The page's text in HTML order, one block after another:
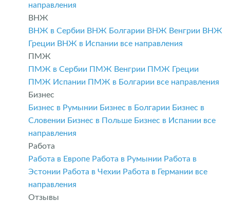
направления
ВНЖ
ВНЖ в Сербии ВНЖ Болгарии ВНЖ Венгрии ВНЖ
Греции ВНЖ в Испании все направления
ПМЖ
ПМЖ в Сербии ПМЖ Венгрии ПМЖ Греции
ПМЖ Испании ПМЖ в Болгарии все направления
Бизнес
Бизнес в Румынии Бизнес в Болгарии Бизнес в
Словении Бизнес в Польше Бизнес в Испании все
направления
Работа
Работа в Европе Работа в Румынии Работа в
Эстонии Работа в Чехии Работа в Германии все
направления
Отзывы